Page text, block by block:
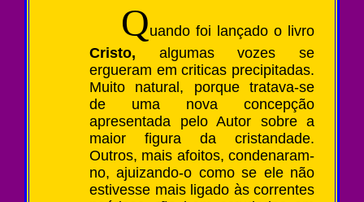
Quando foi lançado o livro
Cristo, algumas vozes se
ergueram em criticas precipitadas.
Muito natural, porque tratava-se
de uma nova concepção
apresentada pelo Autor sobre a
maior figura da cristandade.
Outros, mais afoitos, condenaram-
no, ajuizando-o como se ele não
estivesse mais ligado às correntes